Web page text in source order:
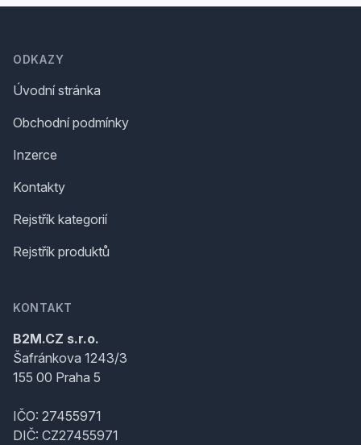
ODKAZY
Úvodní stránka
Obchodní podmínky
Inzerce
Kontakty
Rejstřík kategorií
Rejstřík produktů
KONTAKT
B2M.CZ s.r.o.
Šafránkova 1243/3
155 00 Praha 5
IČO: 27455971
DIČ: CZ27455971